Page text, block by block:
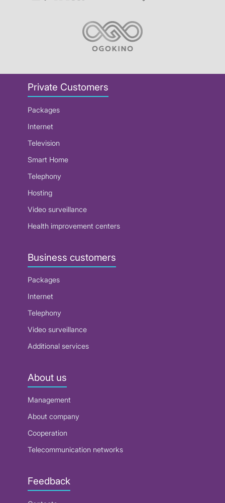
Private Customers
Packages
Internet
Television
Smart Home
Telephony
Hosting
Video surveillance
Health improvement centers
Business customers
Packages
Internet
Telephony
Video surveillance
Additional services
About us
Management
About company
Cooperation
Telecommunication networks
Feedback